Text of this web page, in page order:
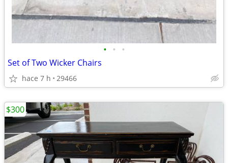
• • •
Set of Two Wicker Chairs
hace 7 h 29466
$300